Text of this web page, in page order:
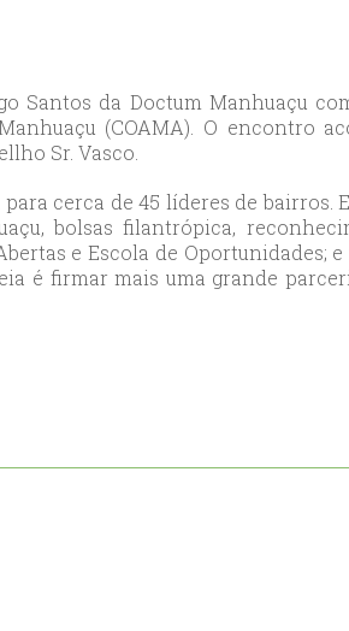
Santos da Doctum Manhuaçu
(COAMA). O encontro
Sr. Vasco.
cerca de 45 líderes de bairros.
bolsas filantrópica,
e Escola de Oportunidades;
é firmar mais uma grande